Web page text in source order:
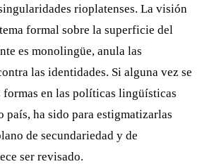
rioplatenses. La visión
formal sobre la superficie del
es monolingüe, anula las
las identidades. Si alguna vez se
formas en las políticas lingüísticas
país, ha sido para estigmatizarlas
de secundariedad y de
ser revisado.